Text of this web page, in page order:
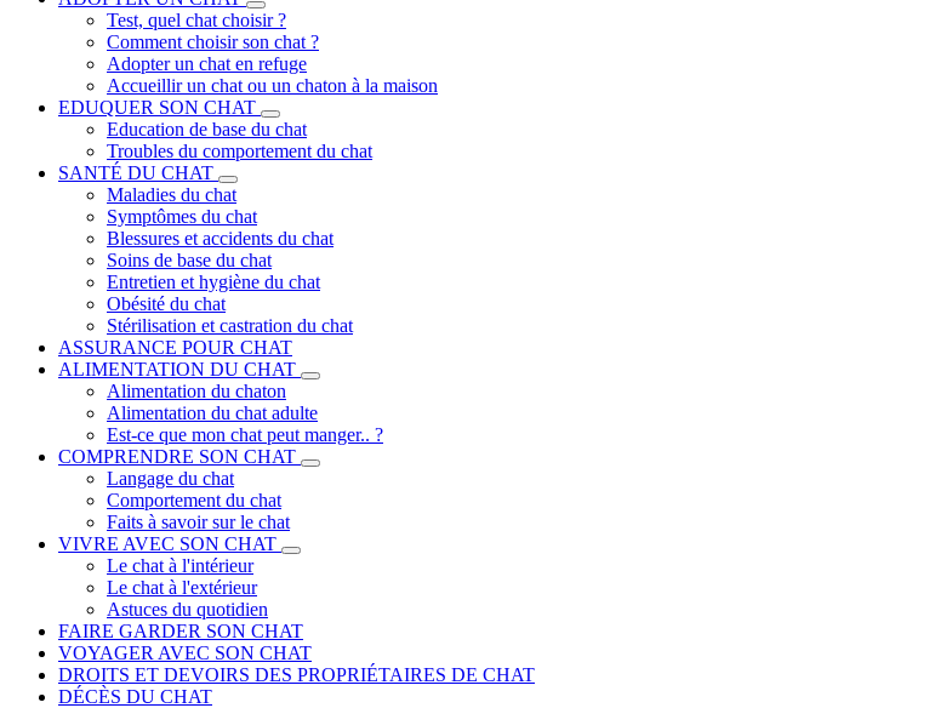
Test, quel chat choisir ?
Comment choisir son chat ?
Adopter un chat en refuge
Accueillir un chat ou un chaton à la maison
EDUQUER SON CHAT
Education de base du chat
Troubles du comportement du chat
SANTÉ DU CHAT
Maladies du chat
Symptômes du chat
Blessures et accidents du chat
Soins de base du chat
Entretien et hygiène du chat
Obésité du chat
Stérilisation et castration du chat
ASSURANCE POUR CHAT
ALIMENTATION DU CHAT
Alimentation du chaton
Alimentation du chat adulte
Est-ce que mon chat peut manger.. ?
COMPRENDRE SON CHAT
Langage du chat
Comportement du chat
Faits à savoir sur le chat
VIVRE AVEC SON CHAT
Le chat à l'intérieur
Le chat à l'extérieur
Astuces du quotidien
FAIRE GARDER SON CHAT
VOYAGER AVEC SON CHAT
DROITS ET DEVOIRS DES PROPRIÉTAIRES DE CHAT
DÉCÈS DU CHAT